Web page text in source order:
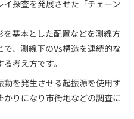
探査を発展させた「チェーン
基本とした配置などを測線方
、測線下のVs構造を連続的な
考え方です。
を発生させる起振源を使用す
りになり市街地などの調査に